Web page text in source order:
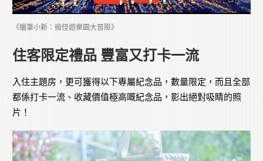
《蠟筆小新：搞怪遊樂園大冒險》
住客限定禮品 豐富又打卡一流
入住主題房，更可獲得以下專屬紀念品，數量限定，而且全部
都係打卡一流、收藏價值極高嘅紀念品，影出絕對吸睛的照
片！